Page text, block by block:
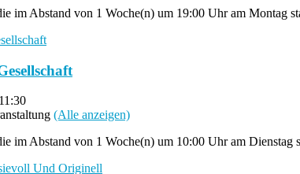
im Abstand von 1 Woche(n) um 19:00 Uhr am Montag
11:30
(Alle anzeigen)
im Abstand von 1 Woche(n) um 10:00 Uhr am